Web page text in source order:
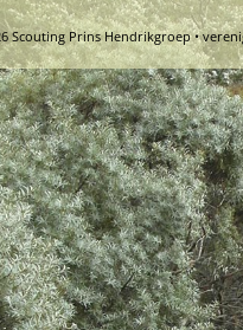
Scouting Prins Hendrikgroep •